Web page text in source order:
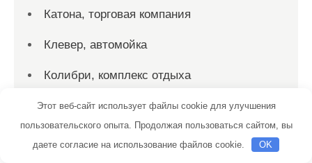
Катона, торговая компания
Клевер, автомойка
Колибри, комплекс отдыха
Компания Автовинил
Компьютерная диагностика автомобилей
Этот веб-сайт использует файлы cookie для улучшения
пользовательского опыта. Продолжая пользоваться сайтом, вы
даете согласие на использование файлов cookie.
OK